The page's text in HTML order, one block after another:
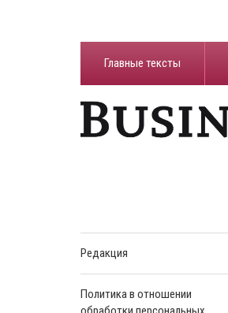
Главные тексты
Редакция
Политика в отношении